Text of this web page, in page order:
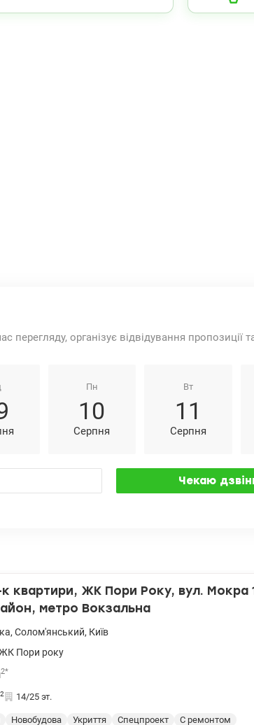
перегляду, організує відвідування пропозиції
Пн
10
Серпня
Вт
11
Серпня
квартири, ЖК Пори Року, вул. Мокра
метро Вокзальна
, Солом'янський, Київ
Пори року
2*
2 14/25 эт.
Новобудова Укриття Спецпроект
С ремонтом